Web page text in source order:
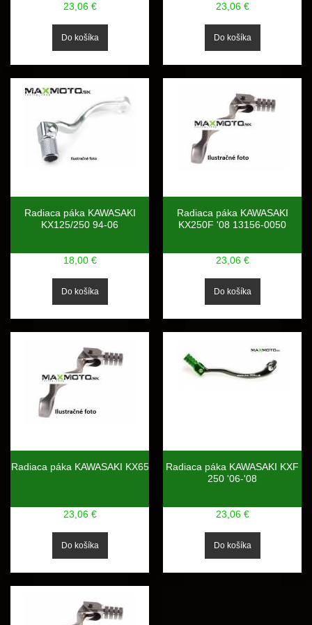
23,06 € 23,06 €
Radiaca páka KAWASAKI
KX125/250 94-06
18,00 €
Radiaca páka KAWASAKI
KX250F '08 13156-0050
23,06 €
Radiaca páka KAWASAKI KX65
23,06 €
Radiaca páka KAWASAKI KXF
250 '06-'08
23,06 €